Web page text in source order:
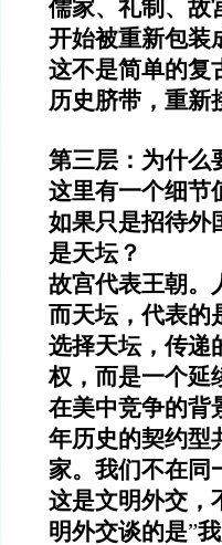
儒家、礼制、故
开始被重新包装
这不是简单的复
历史脐带，重新
第三层：为什么
这里有一个细节
如果只是招待外
是天坛？
故宫代表王朝。
而天坛，代表的
选择天坛，传递
权，而是一个延
在美中竞争的背
年历史的契约型
家。我们不在同
这是文明外交，
明外交谈的是”